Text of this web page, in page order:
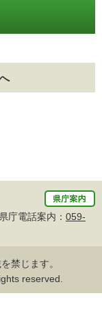
電話案内： 059-
禁じます。
reserved.